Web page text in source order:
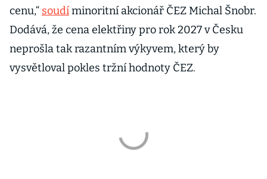
cenu,“ soudíminoritní akcionář ČEZ Michal Šnobr.
Dodává, že cena elektřiny pro rok 2027 v Česku
neprošla tak razantním výkyvem, který by
vysvětloval pokles tržní hodnoty ČEZ.